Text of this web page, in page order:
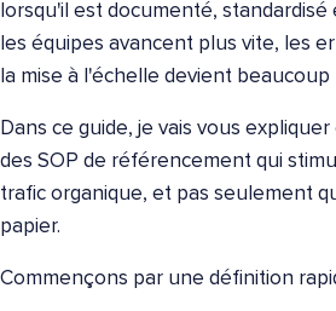
lorsqu'il est documenté, standardisé
les équipes avancent plus vite, les
la mise à l'échelle devient beaucoup
Dans ce guide, je vais vous
des SOP de référencement qui
trafic organique, et pas seulement
papier.
Commençons par une définition